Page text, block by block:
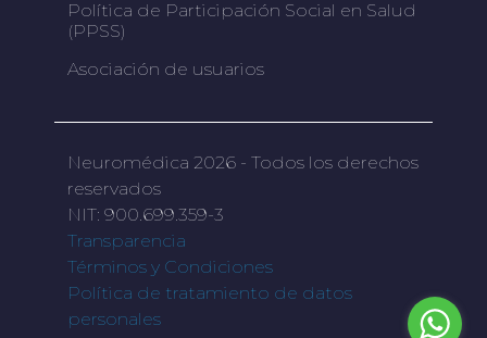
Política de Participación Social en Salud
(PPSS)
Asociación de usuarios
Neuromédica 2026 - Todos los derechos
reservados
NIT: 900.699.359-3
Transparencia
Términos y Condiciones
Política de tratamiento de datos
personales